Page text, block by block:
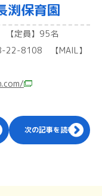
渕保育園
定員】95名
22-8108 【MAIL】
次の記事を読む